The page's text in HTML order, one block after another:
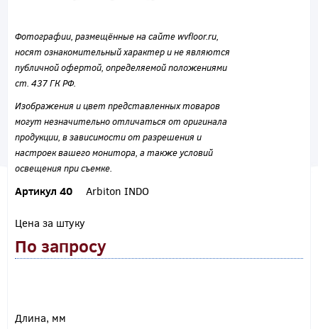
Фотографии, размещённые на сайте wvfloor.ru,
носят ознакомительный характер и не являются
публичной офертой, определяемой положениями
ст. 437 ГК РФ.
Изображения и цвет представленных товаров
могут незначительно отличаться от оригинала
продукции, в зависимости от разрешения и
настроек вашего монитора, а также условий
освещения при съемке.
Артикул 40 Arbiton INDO
Цена за штуку
По запросу
Длина, мм